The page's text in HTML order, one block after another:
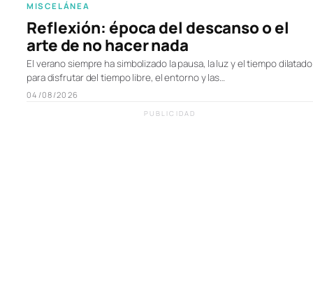
MISCELÁNEA
Reflexión: época del descanso o el
arte de no hacer nada
El verano siempre ha simbolizado la pausa, la luz y el tiempo dilatado
para disfrutar del tiempo libre, el entorno y las…
04/08/2026
PUBLICIDAD